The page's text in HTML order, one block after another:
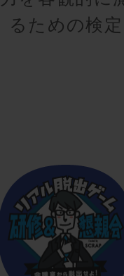
るための検定